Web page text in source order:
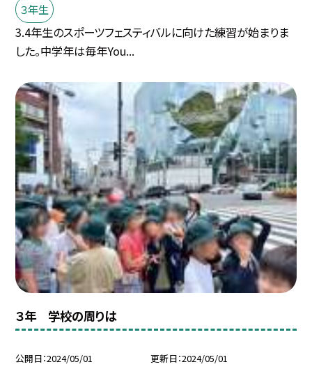
３年生
3.4年生のスポーツフェスティバルに向けた練習が始まりま
した。中学年は毎年You...
３年 学校の周りは
公開日 2024/05/01 更新日 2024/05/01